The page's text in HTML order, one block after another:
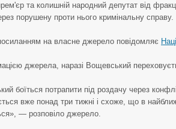
та колишній народний депутат від
порушену проти нього кримінальну справу.
на власне джерело повідомляє
джерела, наразі Вощевський
боїться потрапити під роздачу через
вже понад три тижні і схоже, що в
— розповіло джерело.